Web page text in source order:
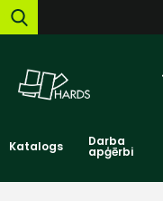
Katalogs Darba
apģērbi